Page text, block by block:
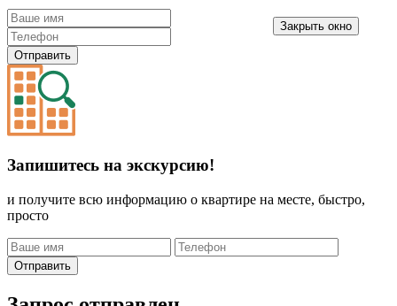
Отправить
Закрыть окно
Запишитесь на экскурсию!
и получите всю информацию о квартире на месте, быстро,
просто
Отправить